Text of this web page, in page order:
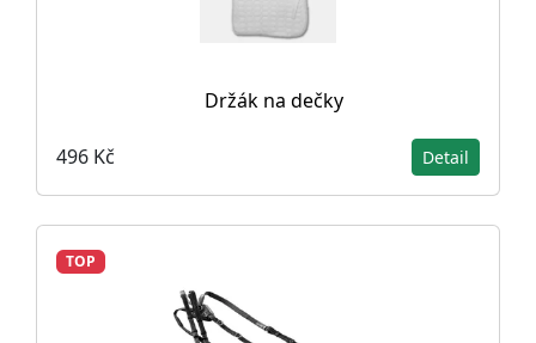
Držák na dečky
496 Kč Detail
TOP